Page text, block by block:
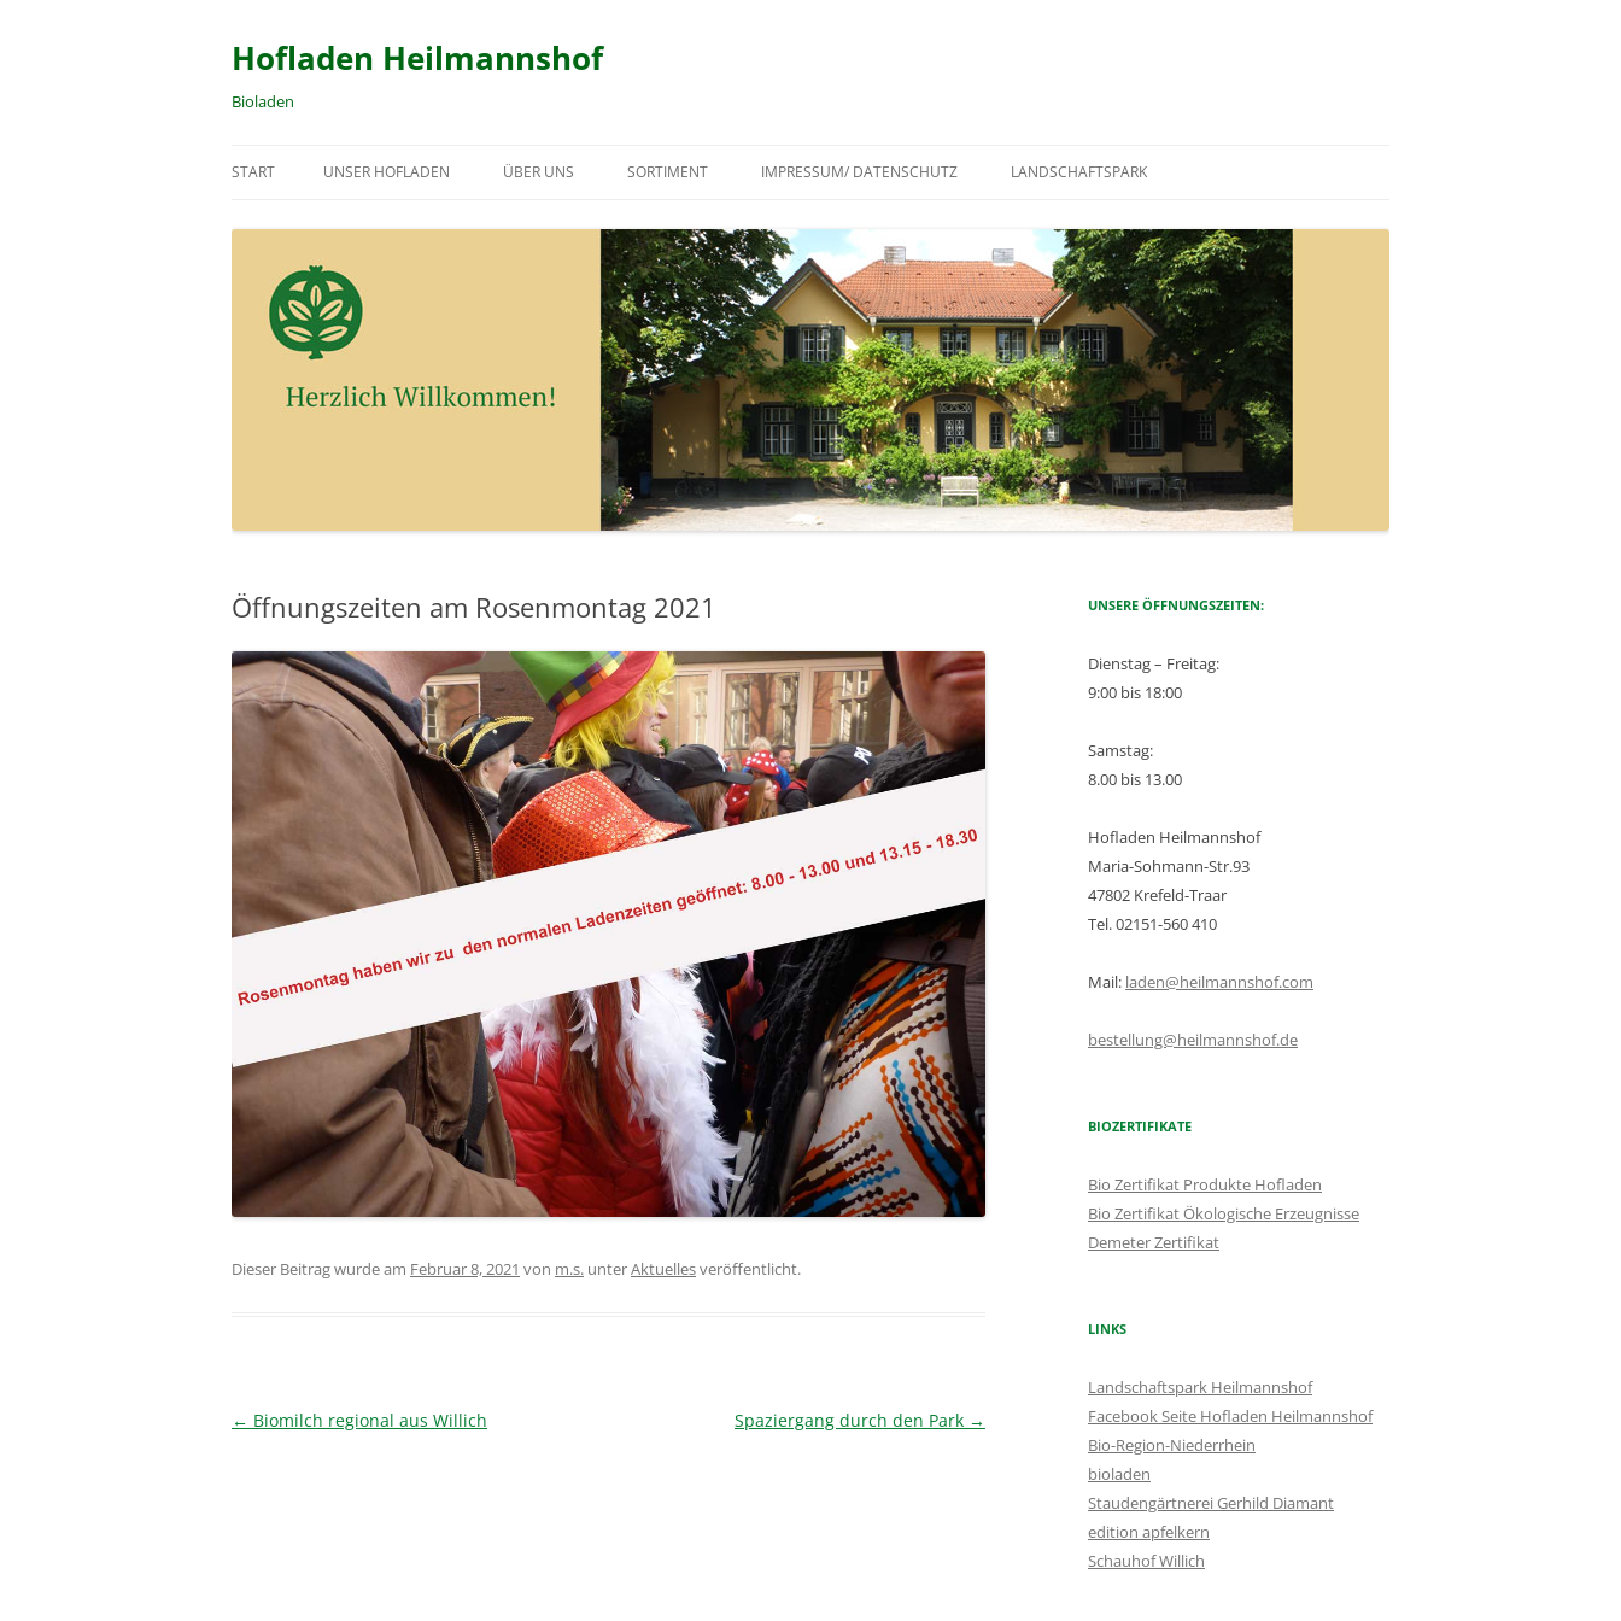
springen
Hofladen Heilmannshof
Bioladen
START UNSER HOFLADEN ÜBER UNS SORTIMENT IMPRESSUM/ DATENSCHUTZ LANDSCHAFTSPARK
Öffnungszeiten am Rosenmontag 2021
Dieser Beitrag wurde am Februar 8, 2021 von m.s. unterAktuellesveröffentlicht.
Beitragsnavigation
← Biomilch regional aus Willich Spaziergang durch den Park →
UNSERE ÖFFNUNGSZEITEN:
Dienstag – Freitag:
9:00 bis 18:00
Samstag:
8.00 bis 13.00
Hofladen Heilmannshof
Maria-Sohmann-Str.93
47802 Krefeld-Traar
Tel. 02151-560 410
Mail: laden@heilmannshof.com
bestellung@heilmannshof.de
BIOZERTIFIKATE
Bio Zertifikat Produkte Hofladen
Bio Zertifikat Ökologische Erzeugnisse
Demeter Zertifikat
LINKS
Landschaftspark Heilmannshof
Facebook Seite Hofladen Heilmannshof
Bio-Region-Niederrhein
bioladen
Staudengärtnerei Gerhild Diamant
edition apfelkern
Schauhof Willich